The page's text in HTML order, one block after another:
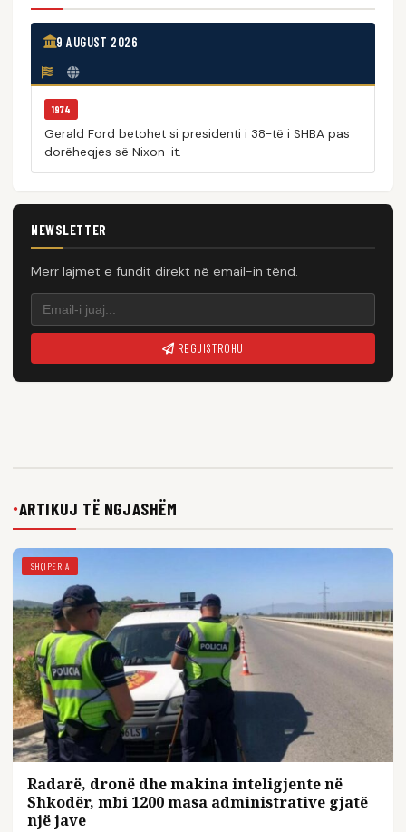
9 AUGUST 2026
1974
Gerald Ford betohet si presidenti i 38-të i SHBA pas
dorëheqjes së Nixon-it.
NEWSLETTER
Merr lajmet e fundit direkt në email-in tënd.
REGJISTROHU
●ARTIKUJ TË NGJASHËM
SHQIPERIA
Radarë, dronë dhe makina inteligjente në
Shkodër, mbi 1200 masa administrative gjatë
një jave